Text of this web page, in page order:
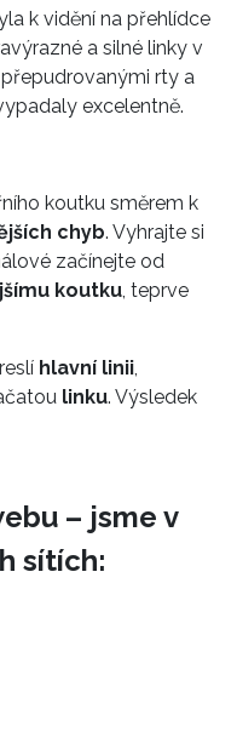
k vidění na přehlídce
a silné linky v
rty a
excelentně.
koutku směrem k
chyb. Vyhrajte si
začínejte od
koutku , teprve
hlavní linii
linku. Výsledek
– jsme v
sítích: